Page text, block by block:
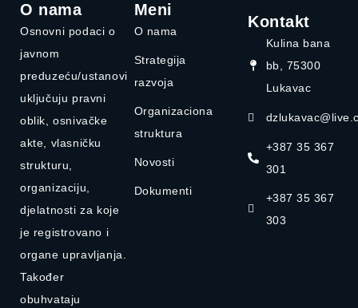
O nama
Osnovni podaci o
javnom
preduzeću/ustanovi
uključuju pravni
oblik, osnivačke
akte, vlasničku
strukturu,
organizaciju,
djelatnosti za koje
je registrovano i
organe upravljanja.
Također
obuhvataju
Meni
O nama
Strategija
razvoja
Organizaciona
struktura
Novosti
Dokumenti
Kontakt
Kulina bana
bb, 75300
Lukavac
+387 35 367
301
+387 35 367
303